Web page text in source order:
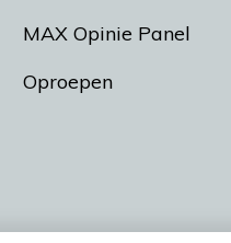
MAX Opinie Panel
Oproepen